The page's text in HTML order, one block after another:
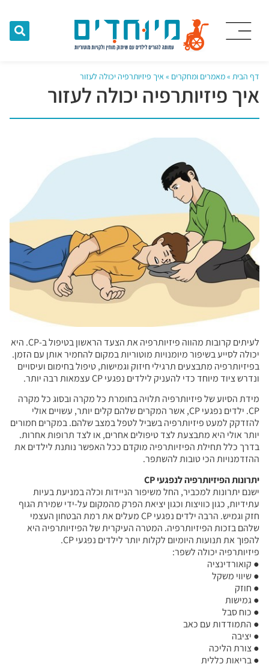
דף הבית »מאמרים ומחקרים » איך פיזיותרפיה יכולה לעזור
איך פיזיותרפיה יכולה לעזור
לעיתים קרובות מהווה פיזיותרפיה את הצעד הראשון בטיפול ב-CP. היא
יכולה לסייע בשיפור מיומנויות מוטוריות במקום להחמיר אותן עם הזמן.
בפיזיותרפיה מתבצעים תרגילי חיזוק וגמישות, טיפול בחימום ועיסויים
ונדרש ציוד מיוחד כדי להעניק לילדים נפגעי CP עצמאות רבה יותר.
מידת הסיוע של פיזיותרפיה תלויה בחומרת כל מקרה ובסוג כל מקרה
CP. ילדים נפגעי CP, אשר המקרים שלהם קלים יותר, עשויים אולי
להזדקק למעט פיזיותרפיה בשביל לטפל במצב שלהם. במקרים חמורים
יותר אולי היא מתבצעת לצד טיפולים אחרים, או לצד תרופות אחרות.
בדרך כלל תחילת הפיזיותרפיה מוקדם ככל האפשר נותנת לילדים את
ההזדמנויות הכי טובות להשתפר.
יתרונות הפיזיותרפיה לנפגעי CP
ישנם יתרונות למכביר, החל משיפור הניידות וכלה במניעת בעיות
עתידיות, כגון כוויצות וכגון יציאת הפרק מהמקום על-ידי שמירת הגוף
חזק וגמיש. הרבה ילדים נפגעי CP מעלים את רמת הבטחון העצמי
שלהם בזכות הפיזיותרפיה. המטרה העיקרית של הפיזיותרפיה היא
להפוך את תנועות היומיום לקלות יותר לילדים נפגעי CP.
פיזיותרפיה יכולה לשפר:
● קואורדינציה
● שיווי משקל
● חוזק
● גמישות
● כוח סבל
● התמודדות עם כאב
● יציבה
● צורת הליכה
● בריאות כללית